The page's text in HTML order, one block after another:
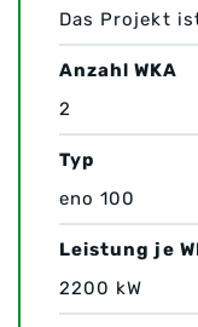
Das Projekt
Anzahl WKA
2
Typ
eno 100
Leistung je
2200 kW